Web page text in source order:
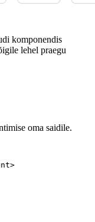
komponendis
lehel praegu
oma saidile.
>